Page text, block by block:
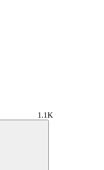
1.1K